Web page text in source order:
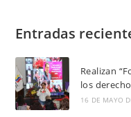
Entradas
Realizan
los
16 DE MAYO